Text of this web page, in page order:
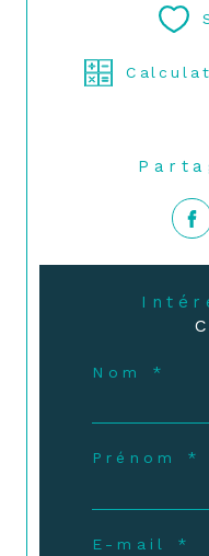
Nom *
Prénom *
E-mail *